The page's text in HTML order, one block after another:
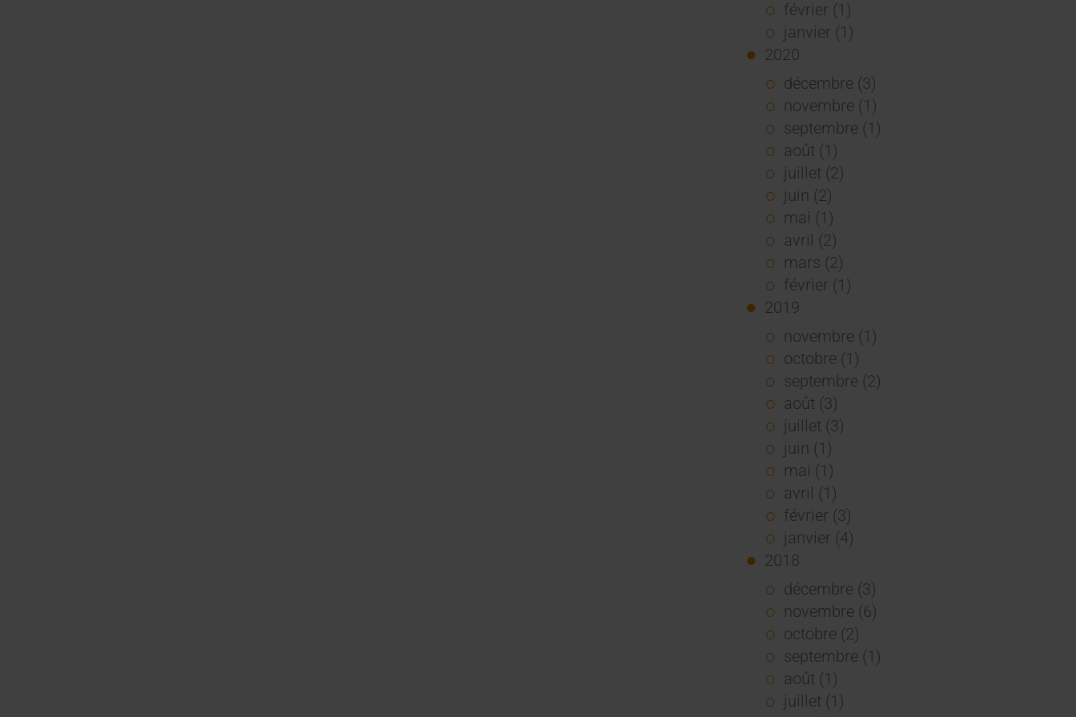
février (1)
janvier (1)
2020
décembre (3)
novembre (1)
septembre (1)
août (1)
juillet (2)
juin (2)
mai (1)
avril (2)
mars (2)
février (1)
2019
novembre (1)
octobre (1)
septembre (2)
août (3)
juillet (3)
juin (1)
mai (1)
avril (1)
février (3)
janvier (4)
2018
décembre (3)
novembre (6)
octobre (2)
septembre (1)
août (1)
juillet (1)